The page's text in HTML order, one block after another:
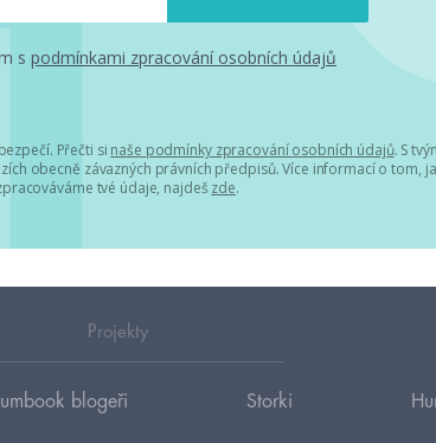
s podmínkami zpracování osobních údajů
Přečti si naše podmínky zpracování osobních údajů. S
obecně závazných právních předpisů. Více informací o tom,
tvé údaje, najdeš zde.
Projekty
blogeři Storki